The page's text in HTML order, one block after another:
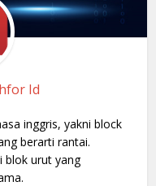
Id
inggris, yakni block
berarti rantai.
blok urut yang